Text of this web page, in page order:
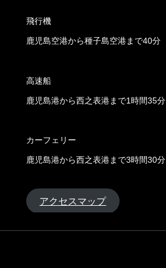
飛行機
鹿児島空港から種子島空港まで40分
高速船
鹿児島港から西之表港まで1時間35分
カーフェリー
鹿児島港から西之表港まで3時間30分
アクセスマップ